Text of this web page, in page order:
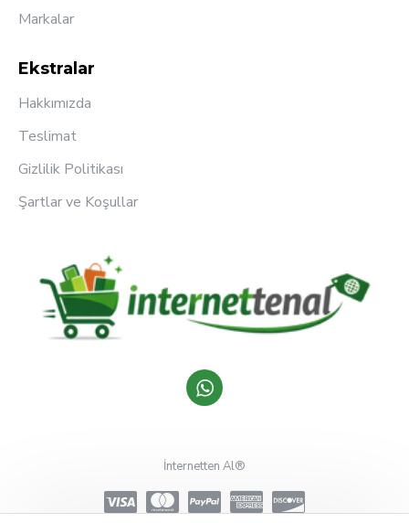
Markalar
Ekstralar
Hakkımızda
Teslimat
Gizlilik Politikası
Şartlar ve Koşullar
İnternetten Al®